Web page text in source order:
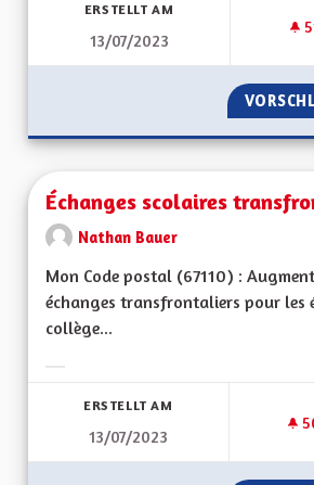
ERSTELLT AM
13/07/2023
Échanges scolaires
Nathan Bauer
Mon Code postal (67110) :
échanges transfrontaliers pour les
collège...
ERSTELLT AM
13/07/2023